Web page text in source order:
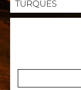
TURQUES